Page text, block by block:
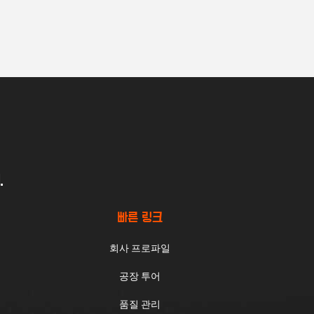
빠른 링크
회사 프로파일
공장 투어
품질 관리